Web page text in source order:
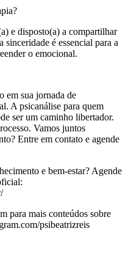
e disposto(a) a compartilhar
sinceridade é essencial para a
o emocional.
em sua jornada de
A psicanálise para quem
ser um caminho libertador.
Vamos juntos
Entre em contato e agende
e bem-estar? Agende
para mais conteúdos sobre
psibeatrizreis